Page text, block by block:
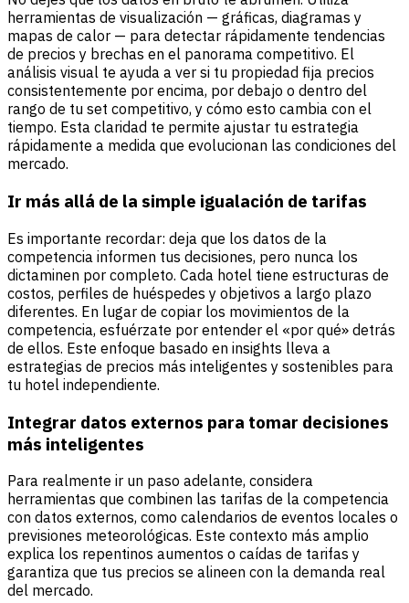
herramientas de visualización — gráficas, diagramas y
mapas de calor — para detectar rápidamente tendencias
de precios y brechas en el panorama competitivo. El
análisis visual te ayuda a ver si tu propiedad fija precios
consistentemente por encima, por debajo o dentro del
rango de tu set competitivo, y cómo esto cambia con el
tiempo. Esta claridad te permite ajustar tu estrategia
rápidamente a medida que evolucionan las condiciones del
mercado.
Ir más allá de la simple igualación de tarifas
Es importante recordar: deja que los datos de la
competencia informen tus decisiones, pero nunca los
dictaminen por completo. Cada hotel tiene estructuras de
costos, perfiles de huéspedes y objetivos a largo plazo
diferentes. En lugar de copiar los movimientos de la
competencia, esfuérzate por entender el «por qué» detrás
de ellos. Este enfoque basado en insights lleva a
estrategias de precios más inteligentes y sostenibles para
tu hotel independiente.
Integrar datos externos para tomar decisiones
más inteligentes
Para realmente ir un paso adelante, considera
herramientas que combinen las tarifas de la competencia
con datos externos, como calendarios de eventos locales o
previsiones meteorológicas. Este contexto más amplio
explica los repentinos aumentos o caídas de tarifas y
garantiza que tus precios se alineen con la demanda real
del mercado.